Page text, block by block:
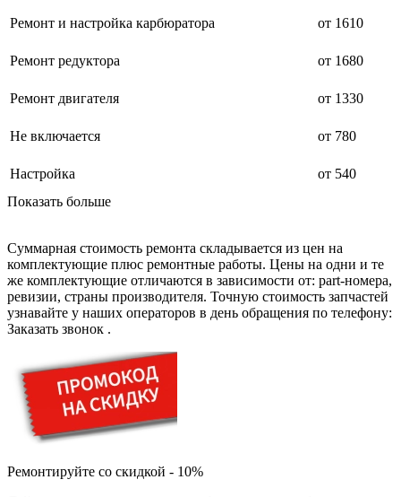
депиляторов
депозитных машин
дестратификаторов
дезинфекторов банкнот
дисководов
дисплеев
дизельных генераторов
dj станций
dji goggles
док-станций
документ-камер
домашних кинотеатров
домофонов
дорожек для ходьбы
драйкулеров
драм машин
дрелей
дрелей для алмазного бурения
дрелей-шуруповертов
дрелей ударных
Ремонт и настройка карбюратора от 1610
Ремонт редуктора от 1680
Ремонт двигателя от 1330
Не включается от 780
Настройка
от 540
Показать больше
Суммарная стоимость ремонта складывается из цен на
комплектующие плюс ремонтные работы. Цены на одни и те
же комплектующие отличаются в зависимости от: part-номера,
ревизии, страны производителя. Точную стоимость запчастей
узнавайте у наших операторов в день обращения по телефону:
Заказать звонок .
Ремонтируйте со скидкой - 10%